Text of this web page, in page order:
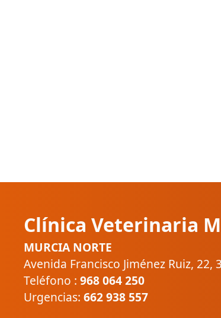
Clínica Veterinaria
MURCIA NORTE
Avenida Francisco Jiménez Ruiz, 22,
Teléfono : 968 064 250
Urgencias: 662 938 557